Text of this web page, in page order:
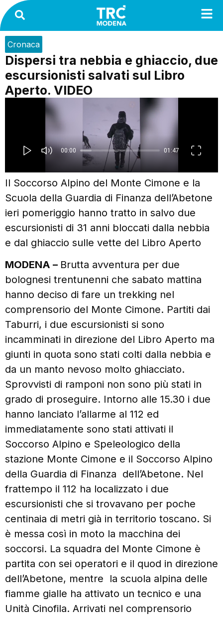
Cronaca
Dispersi tra nebbia e ghiaccio, due
escursionisti salvati sul Libro
Aperto. VIDEO
Il Soccorso Alpino del Monte Cimone e la
Scuola della Guardia di Finanza dell’Abetone
ieri pomeriggio hanno tratto in salvo due
escursionisti di 31 anni bloccati dalla nebbia
e dal ghiaccio sulle vette del Libro Aperto
MODENA – Brutta avventura per due
bolognesi trentunenni che sabato mattina
hanno deciso di fare un trekking nel
comprensorio del Monte Cimone. Partiti dai
Taburri, i due escursionisti si sono
incamminati in direzione del Libro Aperto ma
giunti in quota sono stati colti dalla nebbia e
da un manto nevoso molto ghiacciato.
Sprovvisti di ramponi non sono più stati in
grado di proseguire. Intorno alle 15.30 i due
hanno lanciato l’allarme al 112 ed
immediatamente sono stati attivati il
Soccorso Alpino e Speleologico della
stazione Monte Cimone e il Soccorso Alpino
della Guardia di Finanza dell’Abetone. Nel
frattempo il 112 ha localizzato i due
escursionisti che si trovavano per poche
centinaia di metri già in territorio toscano. Si
è messa così in moto la macchina dei
soccorsi. La squadra del Monte Cimone è
partita con sei operatori e il quod in direzione
dell’Abetone, mentre la scuola alpina delle
fiamme gialle ha attivato un tecnico e una
Unità Cinofila. Arrivati nel comprensorio